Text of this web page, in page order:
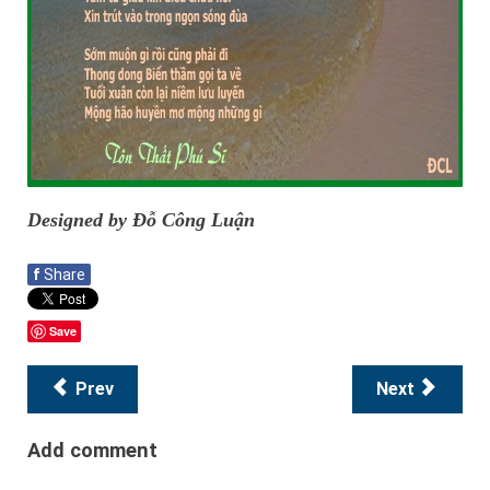
Designed by Đỗ Công Luận
f Share
Save
Prev Next
Add comment